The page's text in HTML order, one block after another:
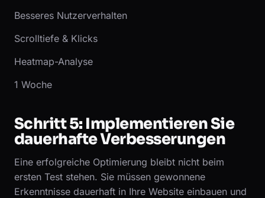
Besseres Nutzerverhalten
Scrolltiefe & Klicks
Heatmap-Analyse
1 Woche
Schritt 5: Implementieren Sie
dauerhafte Verbesserungen
Eine erfolgreiche Optimierung bleibt nicht beim
ersten Test stehen. Sie müssen gewonnene
Erkenntnisse dauerhaft in Ihre Website einbauen und